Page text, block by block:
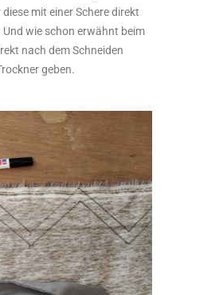
mit einer Schere direkt
wie schon erwähnt beim
nach dem Schneiden
geben.